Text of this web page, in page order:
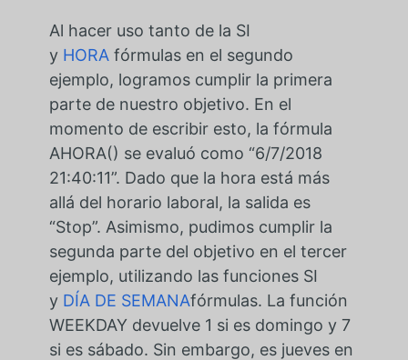
Al hacer uso tanto de la SI
y HORAfórmulas en el segundo
ejemplo, logramos cumplir la primera
parte de nuestro objetivo. En el
momento de escribir esto, la fórmula
AHORA() se evaluó como “6/7/2018
21:40:11”. Dado que la hora está más
allá del horario laboral, la salida es
“Stop”. Asimismo, pudimos cumplir la
segunda parte del objetivo en el tercer
ejemplo, utilizando las funciones SI
y DÍA DE SEMANAfórmulas. La función
WEEKDAY devuelve 1 si es domingo y 7
si es sábado. Sin embargo, es jueves en